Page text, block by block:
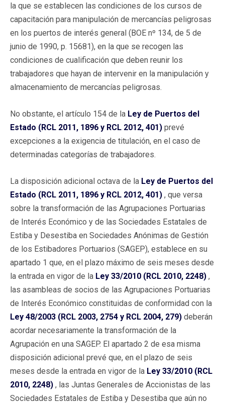
la que se establecen las condiciones de los cursos de
capacitación para manipulación de mercancías peligrosas
en los puertos de interés general (BOE nº 134, de 5 de
junio de 1990, p. 15681), en la que se recogen las
condiciones de cualificación que deben reunir los
trabajadores que hayan de intervenir en la manipulación y
almacenamiento de mercancías peligrosas.
No obstante, el artículo 154 de la Ley de Puertos del
Estado (RCL 2011, 1896 y RCL 2012, 401) prevé
excepciones a la exigencia de titulación, en el caso de
determinadas categorías de trabajadores.
La disposición adicional octava de la Ley de Puertos del
Estado (RCL 2011, 1896 y RCL 2012, 401) , que versa
sobre la transformación de las Agrupaciones Portuarias
de Interés Económico y de las Sociedades Estatales de
Estiba y Desestiba en Sociedades Anónimas de Gestión
de los Estibadores Portuarios (SAGEP), establece en su
apartado 1 que, en el plazo máximo de seis meses desde
la entrada en vigor de la Ley 33/2010 (RCL 2010, 2248) ,
las asambleas de socios de las Agrupaciones Portuarias
de Interés Económico constituidas de conformidad con la
Ley 48/2003 (RCL 2003, 2754 y RCL 2004, 279) deberán
acordar necesariamente la transformación de la
Agrupación en una SAGEP. El apartado 2 de esa misma
disposición adicional prevé que, en el plazo de seis
meses desde la entrada en vigor de la Ley 33/2010 (RCL
2010, 2248) , las Juntas Generales de Accionistas de las
Sociedades Estatales de Estiba y Desestiba que aún no